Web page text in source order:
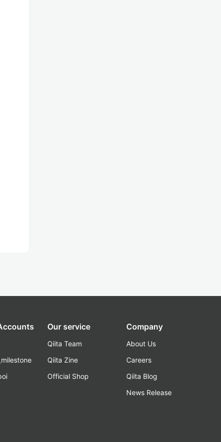
Our service
Qiita Team
Qiita Zine
Official Shop
Company
About Us
Careers
Qiita Blog
News Release